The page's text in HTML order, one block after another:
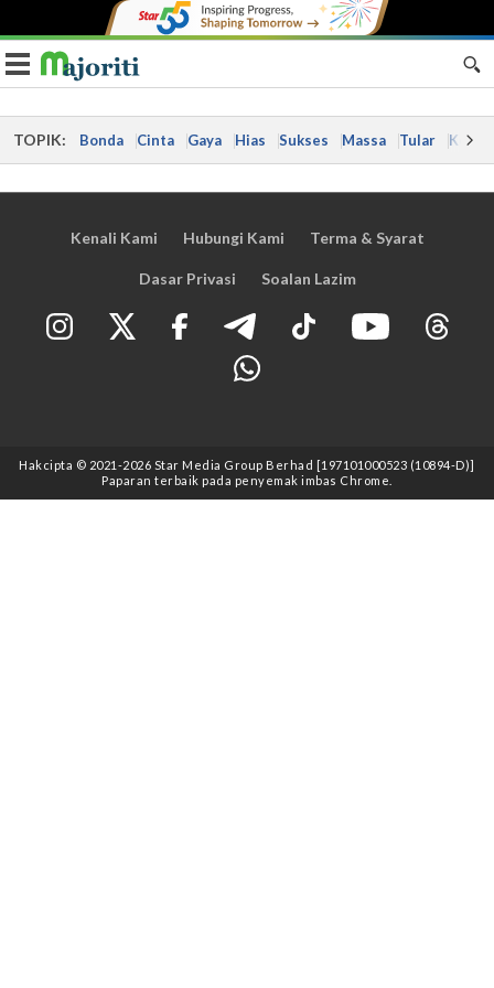
Toggle navigation
TOPIK: Bonda Cinta Gaya Hias Sukses Massa Tular Kes
Kenali Kami Hubungi Kami Terma & Syarat
Dasar Privasi Soalan Lazim
Hakcipta © 2021 -2026 Star Media Group Berhad [197101000523 (10894-D)]
Paparan terbaik pada penyemak imbas Chrome.